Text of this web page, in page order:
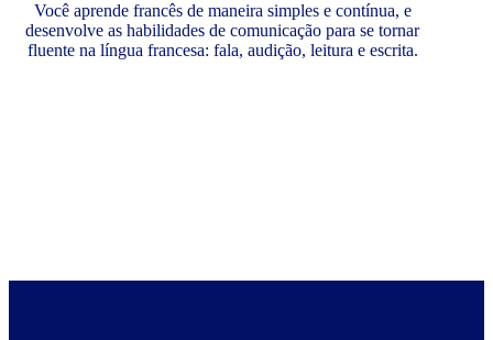
Você aprende francês de maneira simples e contínua, e
desenvolve as habilidades de comunicação para se tornar
fluente na língua francesa: fala, audição, leitura e escrita.